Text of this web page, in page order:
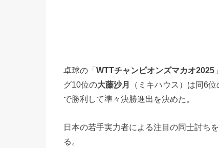
卓球の「 WTTチャンピオンズマカオ2025
グ10位の大藤沙月 （ミキハウス）は同6位
で勝利して準々決勝進出を決めた。
日本の若手実力者による注目の同士討ち
る。